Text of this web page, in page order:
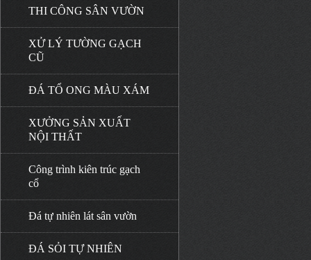
THI CÔNG SÂN VƯỜN
XỬ LÝ TƯỜNG GẠCH
CŨ
ĐÁ TỔ ONG MÀU XÁM
XƯỞNG SẢN XUẤT
NỘI THẤT
Công trình kiên trúc gạch
cổ
Đá tự nhiên lát sân vườn
ĐÁ SỎI TỰ NHIÊN